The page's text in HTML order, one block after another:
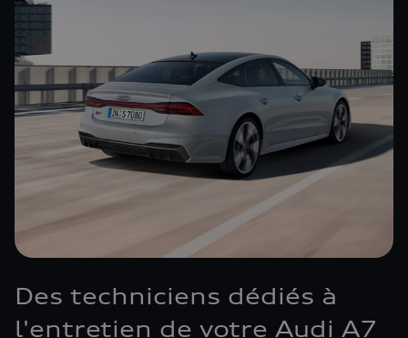
Des techniciens dédiés à
l'entretien de votre Audi A7